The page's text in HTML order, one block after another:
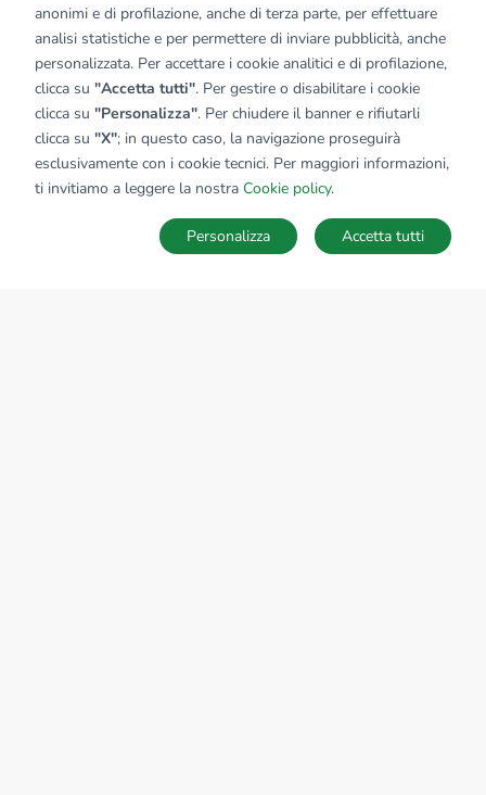
SALVA RICERCA
anonimi e di profilazione, anche di terza parte, per effettuare
analisi statistiche e per permettere di inviare pubblicità, anche
personalizzata. Per accettare i cookie analitici e di profilazione,
clicca su "Accetta tutti". Per gestire o disabilitare i cookie
clicca su "Personalizza". Per chiudere il banner e rifiutarli
clicca su "X"; in questo caso, la navigazione proseguirà
esclusivamente con i cookie tecnici. Per maggiori informazioni,
ti invitiamo a leggere la nostra Cookie policy.
Accetta tutti
Personalizza